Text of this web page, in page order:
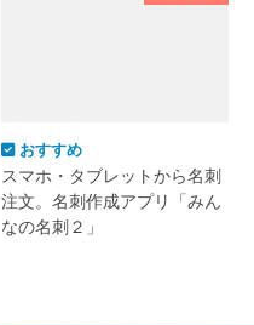
おすすめ
スマホ・タブレットから名刺
注文。名刺作成アプリ「みん
なの名刺２」